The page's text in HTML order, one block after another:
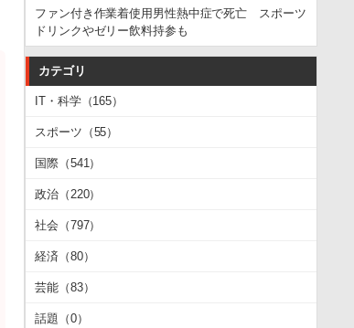
ファン付き作業着使用男性熱中症で死亡 スポーツ
ドリンクやゼリー飲料持参も
カテゴリ
IT・科学（165）
スポーツ（55）
国際（541）
政治（220）
社会（797）
経済（80）
芸能（83）
話題（0）